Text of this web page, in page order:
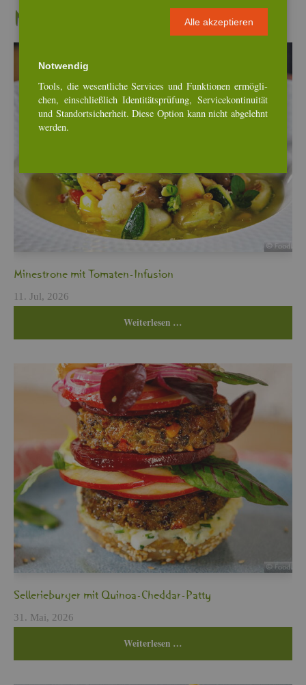
Neu­es­te Re­zep­te
Min­es­tro­ne mit To­ma­ten-In­fu­si­on
11. Jul, 2026
Wei­ter­le­sen …
Sel­le­rie­bur­ger mit Qui­noa-Ched­dar-Patty
31. Mai, 2026
Wei­ter­le­sen …
Alle ak­zep­tie­ren
Not­wen­dig
Tools, die we­sent­li­che Ser­vices und Funk­tio­nen er­mög­li­
chen, ein­schlie­ß­lich Iden­ti­täts­prü­fung, Ser­vice­kon­ti­nui­tät
und Stand­ort­si­cher­heit. Diese Op­ti­on kann nicht ab­ge­lehnt
wer­den.